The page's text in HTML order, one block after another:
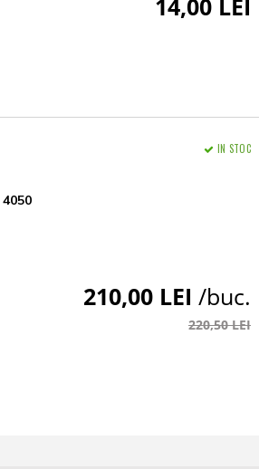
14,00 LEI
IN STOC
210,00 LEI /buc.
220,50 LEI